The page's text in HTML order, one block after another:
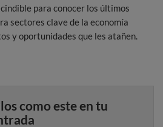
para conocer los últimos
sectores clave de la economía
y oportunidades que les atañen.
como este en tu